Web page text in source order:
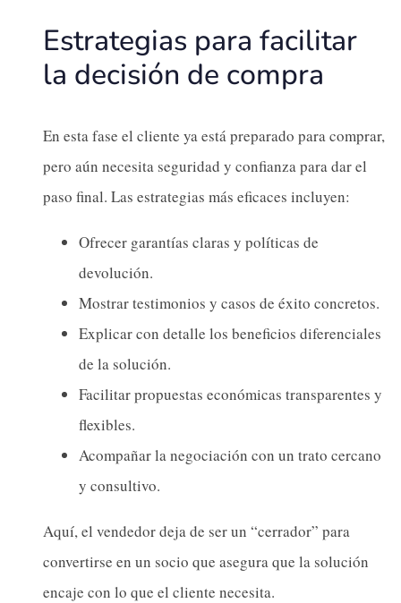
Estrategias para facilitar
la decisión de compra
En esta fase el cliente ya está preparado para comprar,
pero aún necesita seguridad y confianza para dar el
paso final. Las estrategias más eficaces incluyen:
Ofrecer garantías claras y políticas de
devolución.
Mostrar testimonios y casos de éxito concretos.
Explicar con detalle los beneficios diferenciales
de la solución.
Facilitar propuestas económicas transparentes y
flexibles.
Acompañar la negociación con un trato cercano
y consultivo.
Aquí, el vendedor deja de ser un “cerrador” para
convertirse en un socio que asegura que la solución
encaje con lo que el cliente necesita.